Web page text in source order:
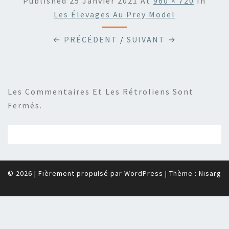
Les Élevages Au Prey Model
← PRÉCÉDENT / SUIVANT →
Les Commentaires Et Les Rétroliens Sont
Fermés.
© 2026 | Fièrement propulsé par WordPress | Thème : Nisarg